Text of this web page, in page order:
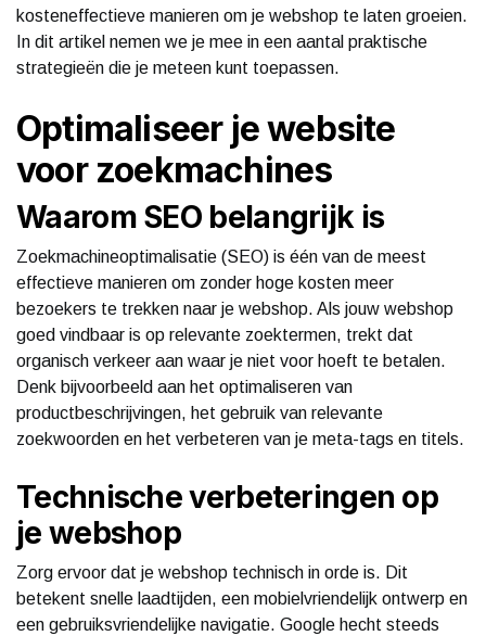
kosteneffectieve manieren om je webshop te laten groeien.
In dit artikel nemen we je mee in een aantal praktische
strategieën die je meteen kunt toepassen.
Optimaliseer je website
voor zoekmachines
Waarom SEO belangrijk is
Zoekmachineoptimalisatie (SEO) is één van de meest
effectieve manieren om zonder hoge kosten meer
bezoekers te trekken naar je webshop. Als jouw webshop
goed vindbaar is op relevante zoektermen, trekt dat
organisch verkeer aan waar je niet voor hoeft te betalen.
Denk bijvoorbeeld aan het optimaliseren van
productbeschrijvingen, het gebruik van relevante
zoekwoorden en het verbeteren van je meta-tags en titels.
Technische verbeteringen op
je webshop
Zorg ervoor dat je webshop technisch in orde is. Dit
betekent snelle laadtijden, een mobielvriendelijk ontwerp en
een gebruiksvriendelijke navigatie. Google hecht steeds